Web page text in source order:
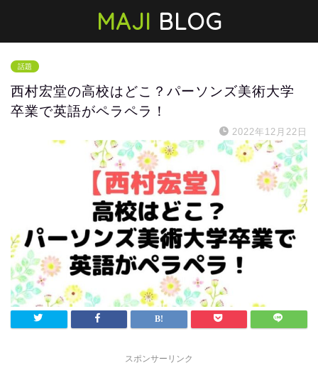
MAJI BLOG
話題
西村宏堂の高校はどこ？パーソンズ美術大学
卒業で英語がペラペラ！
2022年12月22日
スポンサーリンク